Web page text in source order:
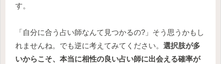
す。
「自分に合う占い師なんて見つかるの?」そう思うかもし
れませんね。でも逆に考えてみてください。 選択肢が多
いからこそ、本当に相性の良い占い師に出会える確率が